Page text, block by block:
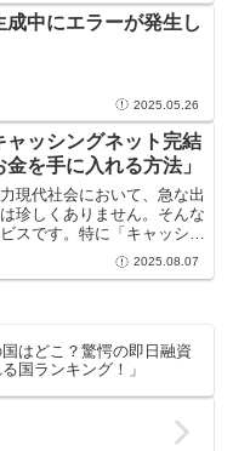
成中にエラーが発生し
2025.05.26
ャッシングネット完結
を手に入れる方法」
現代社会において、急な出
珍しくありません。そんな
スです。特に「キャッシン
利さを兼ね備え、...2025.08.07
国はどこ？驚愕の即日融資
国ランキング！」